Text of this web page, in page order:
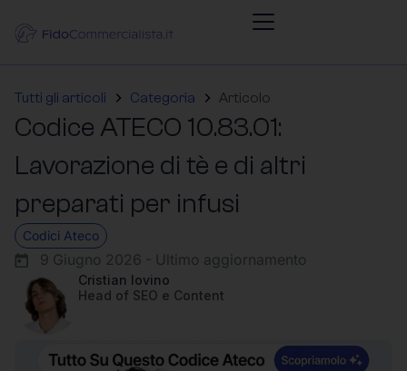
Tutti gli articoli Categoria Articolo
Codice ATECO 10.83.01:
Lavorazione di tè e di altri
preparati per infusi
Codici Ateco
9 Giugno 2026 - Ultimo aggiornamento
Cristian Iovino
Head of SEO e Content